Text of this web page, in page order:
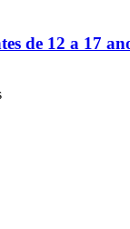
de 12 a 17